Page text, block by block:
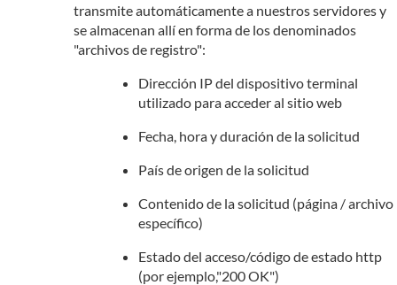
transmite automáticamente a nuestros servidores y
se almacenan allí en forma de los denominados
"archivos de registro":
Dirección IP del dispositivo terminal
utilizado para acceder al sitio web
Fecha, hora y duración de la solicitud
País de origen de la solicitud
Contenido de la solicitud (página / archivo
específico)
Estado del acceso/código de estado http
(por ejemplo,"200 OK")